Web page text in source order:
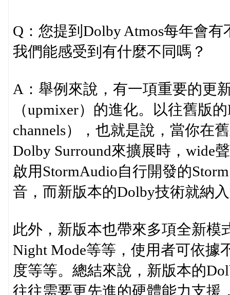
Q：您提到Dolby Atmos每年會
我們能感受到有什麼不同嗎？
A：舉例來說，有一項重要的更
（upmixer）的進化。以往舊版
channels），也就是說，當你在
Dolby Surround來擴展時，wide
啟用StormAudio自行開發的
音，而新版本的Dolby技術就納
此外，新版本也帶來多項全新模
Night Mode等等，使用者可依據
度等等。總結來說，新版本的
往往需要更先進的硬體能力支援